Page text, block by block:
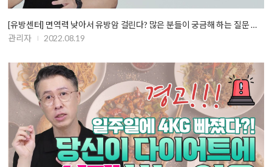
[유방센터] 면역력 낮아서 유방암 걸린다? 많은 분들이 궁금해 하는 질문 …
관리자
2022.08.19